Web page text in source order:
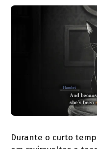
Durante o curto